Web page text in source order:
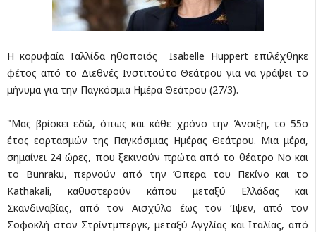
Η κορυφαία Γαλλίδα ηθοποιός Isabelle Huppert επιλέχθηκε
φέτος από το Διεθνές Ινστιτούτο Θεάτρου για να γράψει το
μήνυμα για την Παγκόσμια Ημέρα Θεάτρου (27/3).
"Μας βρίσκει εδώ, όπως και κάθε χρόνο την Άνοιξη, το 55ο
έτος εορτασμών της Παγκόσμιας Ημέρας Θεάτρου. Μια μέρα,
σημαίνει 24 ώρες, που ξεκινούν πρώτα από το θέατρο Νο και
το Bunraku, περνούν από την Όπερα του Πεκίνο και το
Kathakali, καθυστερούν κάπου μεταξύ Ελλάδας και
Σκανδιναβίας, από τον Αισχύλο έως τον Ίψεν, από τον
Σοφοκλή στον Στρίντμπεργκ, μεταξύ Αγγλίας και Ιταλίας, από